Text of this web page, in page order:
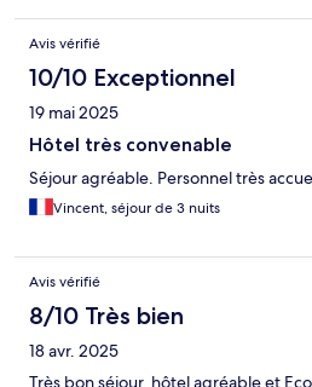
Avis vérifié
10/10 Exceptionnel
19 mai 2025
Hôtel très convenable
Séjour agréable. Personnel très
Vincent, séjour de 3 nuits
Avis vérifié
8/10 Très bien
18 avr. 2025
Très bon séjour, hôtel agréable et